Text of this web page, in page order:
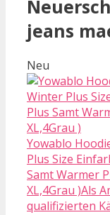
jeans
Neu
Yowablo
Plus Size
Samt Warmer
XL,4Grau )Als
qualifizierten